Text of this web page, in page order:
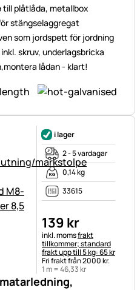
plåtlåda, metallbox
stängselaggregat
som jordspett för jordning
skruv, underlagsbricka
lådan - klart!
i lager
2 - 5 vardagar
0,14 kg
33615
139 kr
Skatteinformation:
inkl. momsfrakt
tillkommer; standard
frakt upp till 5 kg: 65 kr
Fri frakt från 2000 kr.
1 m =46,33kr